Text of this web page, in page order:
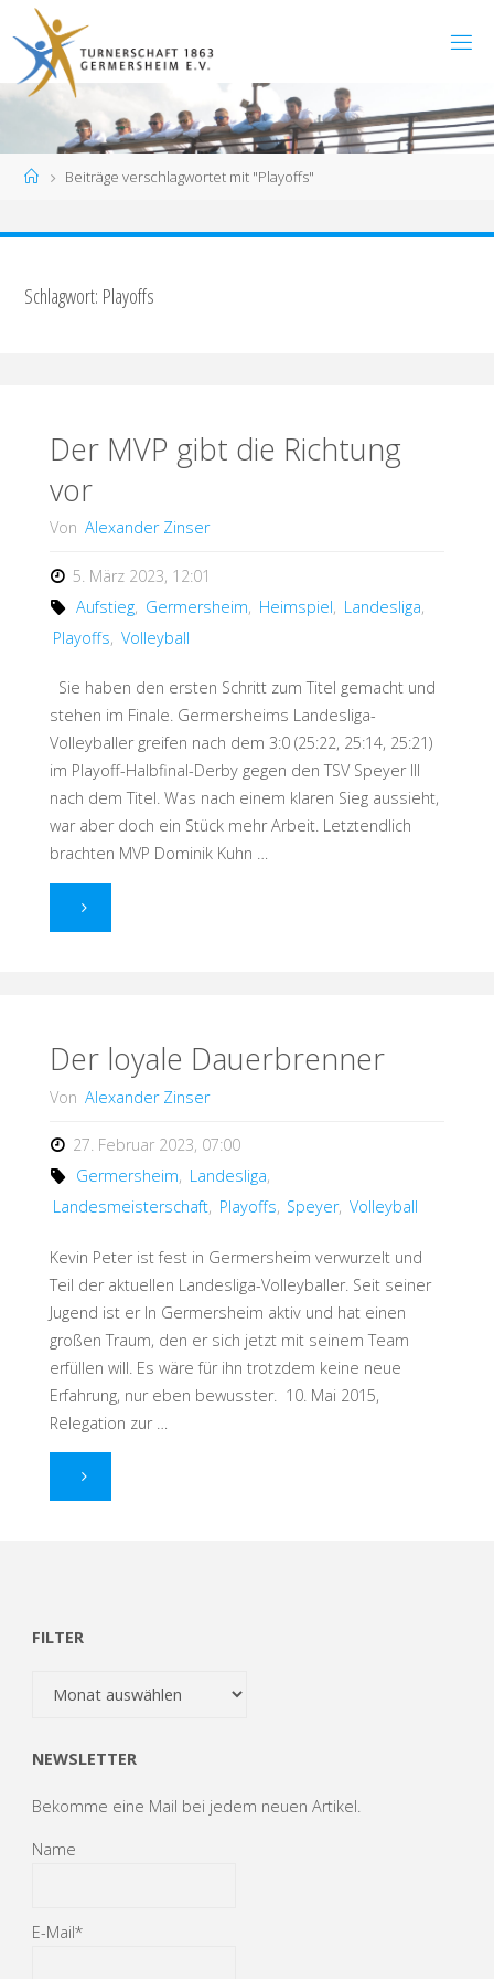
Inhalt
springen
StartBeiträge verschlagwortet mit "Playoffs"
Schlagwort: Playoffs
Der MVP gibt die Richtung
vor
Von Alexander Zinser
5. März 2023, 12:01
Aufstieg, Germersheim, Heimspiel, Landesliga,
Playoffs, Volleyball
Sie haben den ersten Schritt zum Titel gemacht und
stehen im Finale. Germersheims Landesliga-
Volleyballer greifen nach dem 3:0 (25:22, 25:14, 25:21)
im Playoff-Halbfinal-Derby gegen den TSV Speyer III
nach dem Titel. Was nach einem klaren Sieg aussieht,
war aber doch ein Stück mehr Arbeit. Letztendlich
brachten MVP Dominik Kuhn …
"Der
Richtung
vor"
Der loyale Dauerbrenner
Von Alexander Zinser
27. Februar 2023, 07:00
Germersheim, Landesliga,
Landesmeisterschaft, Playoffs, Speyer, Volleyball
Kevin Peter ist fest in Germersheim verwurzelt und
Teil der aktuellen Landesliga-Volleyballer. Seit seiner
Jugend ist er In Germersheim aktiv und hat einen
großen Traum, den er sich jetzt mit seinem Team
erfüllen will. Es wäre für ihn trotzdem keine neue
Erfahrung, nur eben bewusster. 10. Mai 2015,
Relegation zur …
"Der
FILTER
NEWSLETTER
Bekomme eine Mail bei jedem neuen Artikel.
Name
E-Mail*